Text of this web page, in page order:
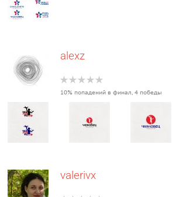
alexz
10% попадений в финал, 4 победы
valerivx